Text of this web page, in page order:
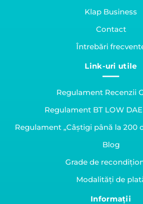
Klap Business
Contact
Întrebări
Link-uri utile
Regulament Recenzii
Regulament BT LOW DAE
Regulament „Câștigi până la 200
Blog
Grade de
Modalități de
Informații